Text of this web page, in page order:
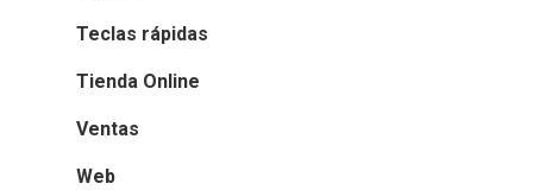
Teclas rápidas
Tienda Online
Ventas
Web